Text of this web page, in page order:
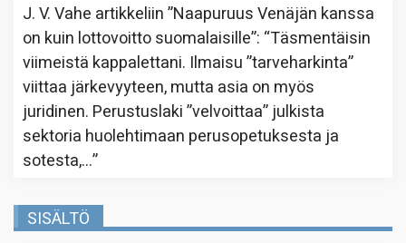
J. V. Vahe artikkeliin”Naapuruus Venäjän kanssa
on kuin lottovoitto suomalaisille”: “Täsmentäisin
viimeistä kappalettani. Ilmaisu ”tarveharkinta”
viittaa järkevyyteen, mutta asia on myös
juridinen. Perustuslaki ”velvoittaa” julkista
sektoria huolehtimaan perusopetuksesta ja
sotesta,…”
SISÄLTÖ